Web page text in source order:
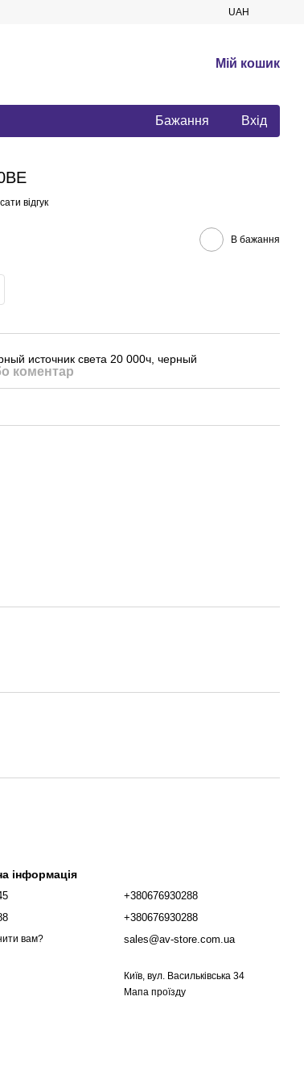
UAH
Мій кошик
Бажання Вхід
відгук
В бажання
источник света 20 000ч, черный
коментар
інформація
вам?
+380676930288
+380676930288
sales@av-store.com.ua
Київ, вул. Васильківська 34
Мапа проїзду